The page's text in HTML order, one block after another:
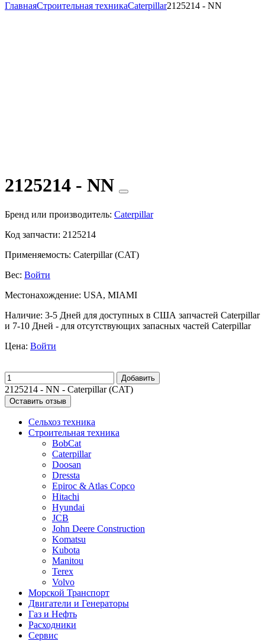
ГлавнаяСтроительная техникаCaterpillar2125214 - NN
2125214 - NN
Бренд или производитель: Caterpillar
Код запчасти: 2125214
Применяемость: Caterpillar (CAT)
Вес: Войти
Местонахождение: USA, MIAMI
Наличие: 3-5 Дней для доступных в США запчастей Caterpillar
и 7-10 Дней - для отсутствующих запасных частей Caterpillar
Цена: Войти
Добавить
2125214 - NN - Caterpillar (CAT)
Оставить отзыв
Сельхоз техника
Строительная техника
BobCat
Caterpillar
Doosan
Dressta
Epiroc & Atlas Copco
Hitachi
Hyundai
JCB
John Deere Construction
Komatsu
Kubota
Manitou
Terex
Volvo
Морской Транспорт
Двигатели и Генераторы
Газ и Нефть
Расходники
Сервис